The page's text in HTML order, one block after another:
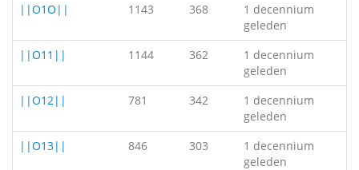
||O1O||
1143 368
1 decennium
geleden
||O11||
1144 362
1 decennium
geleden
||O12||
781 342
1 decennium
geleden
||O13||
846 303
1 decennium
geleden